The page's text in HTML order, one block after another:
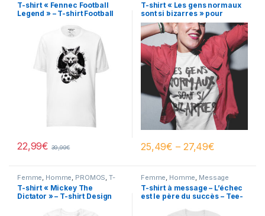
T-shirt « Fennec Football
Legend » – T-shirt Football
22,99€ 39,99€
PROMOS
T-shirt « Les gens normaux
sont si bizarres » pour
Homme et Femme
25,49€ – 27,49€
Femme Homme PROMOS T-
shirt Design
T-shirt « Mickey The
Dictator » – T-shirt Design
Femme Homme Message
Femme,Message Homme
T-shirt à message – L’échec
est le père du succès – Tee-